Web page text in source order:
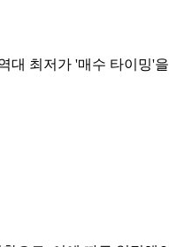
대 최저가 '매수 타이밍'